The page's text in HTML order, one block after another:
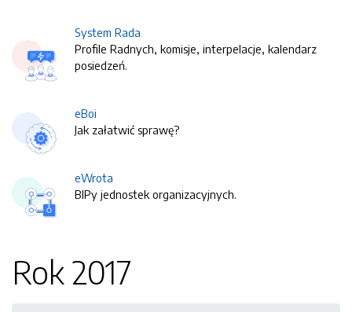
System Rada
Profile Radnych, komisje, interpelacje, kalendarz
posiedzeń.
eBoi
Jak załatwić sprawę?
eWrota
BIPy jednostek organizacyjnych.
Rok 2017